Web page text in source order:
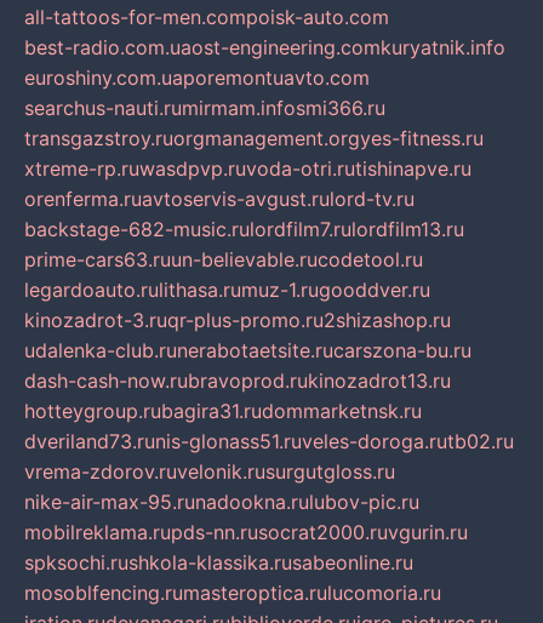
all-tattoos-for-men.compoisk-auto.com
best-radio.com.uaost-engineering.comkuryatnik.info
euroshiny.com.uaporemontuavto.com
searchus-nauti.rumirmam.infosmi366.ru
transgazstroy.ruorgmanagement.orgyes-fitness.ru
xtreme-rp.ruwasdpvp.ruvoda-otri.rutishinapve.ru
orenferma.ruavtoservis-avgust.rulord-tv.ru
backstage-682-music.rulordfilm7.rulordfilm13.ru
prime-cars63.ruun-believable.rucodetool.ru
legardoauto.rulithasa.rumuz-1.rugooddver.ru
kinozadrot-3.ruqr-plus-promo.ru2shizashop.ru
udalenka-club.runerabotaetsite.rucarszona-bu.ru
dash-cash-now.rubravoprod.rukinozadrot13.ru
hotteygroup.rubagira31.rudommarketnsk.ru
dveriland73.runis-glonass51.ruveles-doroga.rutb02.ru
vrema-zdorov.ruvelonik.rusurgutgloss.ru
nike-air-max-95.runadookna.rulubov-pic.ru
mobilreklama.rupds-nn.rusocrat2000.ruvgurin.ru
spksochi.rushkola-klassika.rusabeonline.ru
mosoblfencing.rumasteroptica.rulucomoria.ru